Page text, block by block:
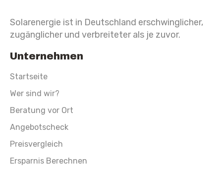
Solarenergie ist in Deutschland erschwinglicher,
zugänglicher und verbreiteter als je zuvor.
Unternehmen
Startseite
Wer sind wir?
Beratung vor Ort
Angebotscheck
Preisvergleich
Ersparnis Berechnen